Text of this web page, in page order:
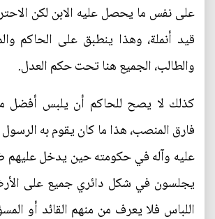
على نفس ما يحصل عليه الابن لكن
قيد أنملة، وهذا ينطبق على الحاكم
والطالب، الجميع هنا تحت حكم العدل.
كذلك لا يصح للحاكم أن يلبس أفضل
فارق المنصب، هذا ما كان يقوم به
عليه وآله في حكومته حين يدخل عليهم
يجلسون في شكل دائري جميع على
اللباس فلا يعرف من منهم القائد أو